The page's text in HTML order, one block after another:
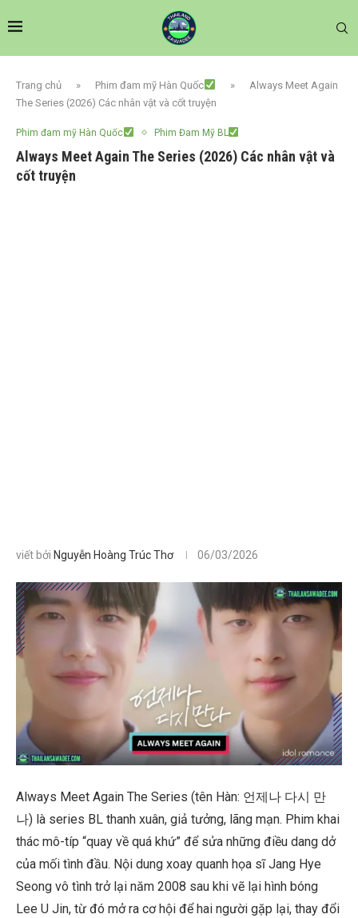
Trang chủ » Phim đam mỹ Hàn Quốc »
Always Meet Again
The Series (2026) Các nhân vật và cốt truyện
Phim đam mỹ Hàn Quốc Phim Đam Mỹ BL
Always Meet Again The Series (2026) Các nhân vật và
cốt truyện
viết bởi Nguyễn Hoàng Trúc Thơ 06/03/2026
Always Meet Again The Series (tên Hàn: 언제나 다시 만
나) là series BL thanh xuân, giả tưởng, lãng mạn. Phim khai
thác mô-típ “quay về quá khứ” để sửa những điều dang dở
của mối tình đầu. Nội dung xoay quanh họa sĩ Jang Hye
Seong vô tình trở lại năm 2008 sau khi vẽ lại hình bóng
Lee U Jin, từ đó mở ra cơ hội để hai người gặp lại, thay đổi